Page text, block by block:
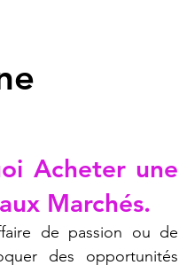
Acheter une
Marchés.
de passion ou de
des opportunités